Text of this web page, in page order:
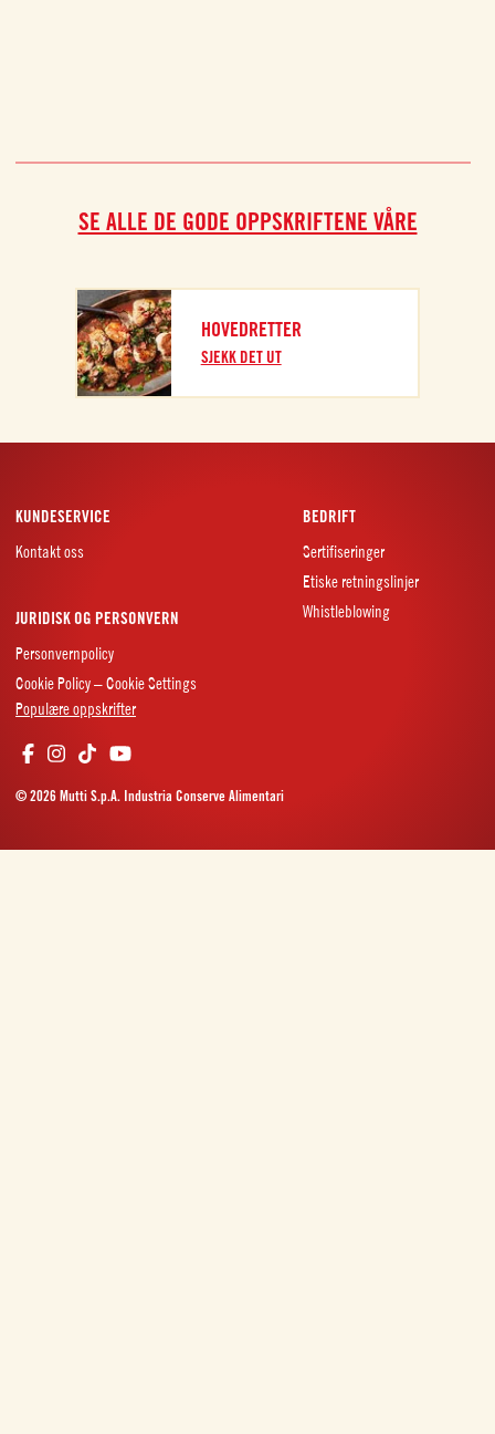
SE ALLE DE GODE OPPSKRIFTENE VÅRE
HOVEDRETTER
SJEKK DET UT
KUNDESERVICE
Kontakt oss
BEDRIFT
Sertifiseringer
Etiske retningslinjer
Whistleblowing
JURIDISK OG PERSONVERN
Personvernpolicy
Cookie Policy – Cookie Settings
Populære oppskrifter
© 2026 Mutti S.p.A. Industria Conserve Alimentari